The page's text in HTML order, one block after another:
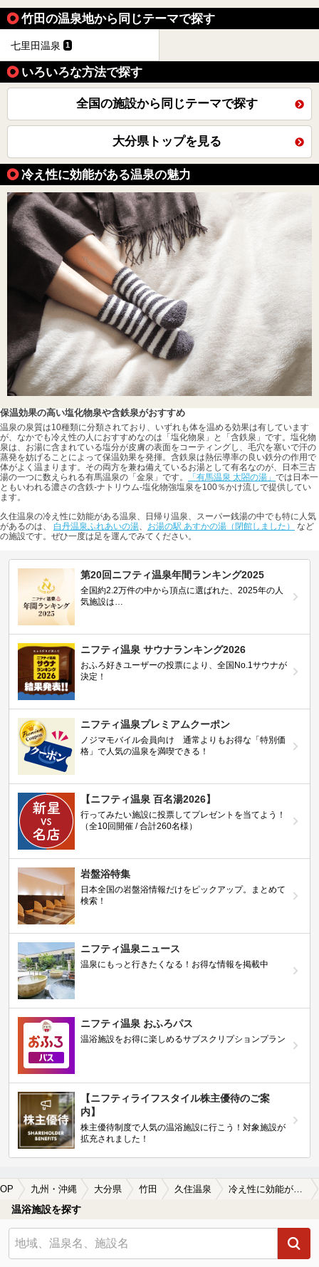
竹田の温泉地から同じテーマで探す
七里田温泉 1
いろいろな方法で探す
全国の施設から同じテーマで探す
大分県トップを見る
冷え性に効能がある温泉の魅力
保温効果の高い塩化物泉や含鉄泉がおすすめ
温泉の泉質は10種類に分類されており、いずれも体を温める効果は有しています
が、なかでも冷え性の人におすすめなのは「塩化物泉」と「含鉄泉」です。塩化物
泉は、お湯に含まれている塩分が皮膚の表面をコーティングし、毛穴を塞いで汗の
蒸発を妨げることによって保温効果を発揮。含鉄泉は熱伝導率の良い鉄分の作用で
体がよく温まります。その両方を兼ね備えているお湯として有名なのが、日本三古
湯の一つに数えられる有馬温泉の「金泉」です。
「有馬温泉 太閤の湯」 では日本一
ともいわれる濃さの含鉄-ナトリウム-塩化物強塩泉を100％かけ流しで提供してい
ます。
久住温泉の冷え性に効能がある温泉、日帰り温泉、スーパー銭湯の中でも特に人気
があるのは、 白丹温泉ふれあいの湯、 お湯の駅 あすかの湯（閉館しました）
など
の施設です。ぜひ一度は足を運んでみてください。
第20回ニフティ温泉年間ランキング2025
全国約2.2万件の中から頂点に選ばれた、2025年の人
気施設は…
ニフティ温泉 サウナランキング2026
おふろ好きユーザーの投票により、全国No.1サウナが
決定！
ニフティ温泉プレミアムクーポン
ノジマモバイル会員向け 通常よりもお得な「特別価
格」で人気の温泉を満喫できる！
【ニフティ温泉 百名湯2026】
行ってみたい施設に投票してプレゼントを当てよう！
（全10回開催 / 合計260名様）
岩盤浴特集
日本全国の岩盤浴情報だけをピックアップ。まとめて
検索！
ニフティ温泉ニュース
温泉にもっと行きたくなる！お得な情報を掲載中
ニフティ温泉 おふろパス
温浴施設をお得に楽しめるサブスクリプションプラン
【ニフティライフスタイル株主優待のご案
内】
株主優待制度で人気の温浴施設に行こう！対象施設が
拡充されました！
九州・沖縄 大分県 竹田 久住温泉 冷え性に効能がある久住温泉の温泉、日帰り温泉、スーパー銭湯おすすめ
温浴施設を探す